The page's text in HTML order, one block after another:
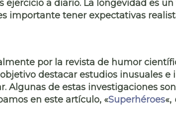
ejercicio a diario. La longevidad es
importante tener expectativas
por la revista de humor
destacar estudios inusuales e
. Algunas de estas investigaciones
en este artículo, «Superhéroes«,